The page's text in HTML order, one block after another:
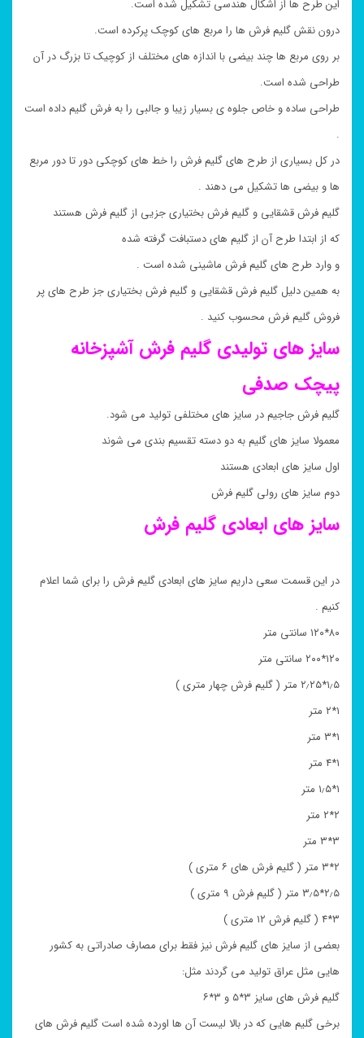
این طرح ها از اشکال هندسی تشکیل شده است.
درون نقش گلیم فرش ها را مربع های کوچک پرکرده است.
بر روی مربع ها چند بیضی با اندازه های مختلف از کوچیک تا بزرگ در آن
طراحی شده است.
طراحی ساده و خاص جلوه ی بسیار زیبا و جالبی را به فرش گلیم داده است
.
در کل بسیاری از طرح های گلیم فرش را خط های کوچکی دور تا دور مربع
ها و بیضی ها تشکیل می دهند .
گلیم فرش قشقایی و گلیم فرش بختیاری جزیی از گلیم فرش هستند
که از ابتدا طرح آن از گلیم های دستبافت گرفته شده
و وارد طرح های گلیم فرش ماشینی شده است .
به همین دلیل گلیم فرش قشقایی و گلیم فرش بختیاری جز طرح های پر
فروش گلیم فرش محسوب کنید .
سایز های تولیدی گلیم فرشآشپزخانه
پیچک صدفی
گلیم فرش جاجیم در سایز های مختلفی تولید می شود.
معمولا سایز های گلیم به دو دسته تقسیم بندی می شوند
اول سایز های ابعادی هستند
دوم سایز های رولی گلیم فرش
سایز های ابعادی گلیم فرش
در این قسمت سعی داریم سایز های ابعادی گلیم فرش را برای شما اعلام
کنیم .
۸۰*۱۲۰ سانتی متر
۱۲۰*۲۰۰ سانتی متر
۱٫۵*۲٫۲۵ متر ( گلیم فرش چهار متری )
۱*۲ متر
۱*۳ متر
۱*۴ متر
۱*۱٫۵ متر
۲*۲ متر
۳*۳ متر
۲*۳ متر ( گلیم فرش های ۶ متری )
۲٫۵*۳٫۵ متر ( گلیم فرش ۹ متری )
۳*۴ ( گلیم فرش ۱۲ متری )
بعضی از سایز های گلیم فرش نیز فقط برای مصارف صادراتی به کشور
هایی مثل عراق تولید می گردند مثل:
گلیم فرش های سایز ۳*۵ و ۳*۶
برخی گلیم هایی که در بالا لیست آن ها اورده شده است گلیم فرش های